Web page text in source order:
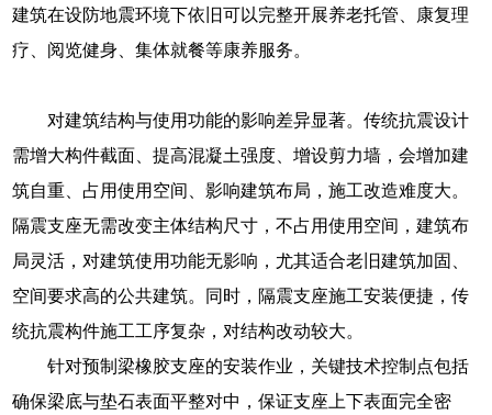
建筑在设防地震环境下依旧可以完整开展养老托管、康复理
疗、阅览健身、集体就餐等康养服务。
对建筑结构与使用功能的影响差异显著。传统抗震设计
需增大构件截面、提高混凝土强度、增设剪力墙，会增加建
筑自重、占用使用空间、影响建筑布局，施工改造难度大。
隔震支座无需改变主体结构尺寸，不占用使用空间，建筑布
局灵活，对建筑使用功能无影响，尤其适合老旧建筑加固、
空间要求高的公共建筑。同时，隔震支座施工安装便捷，传
统抗震构件施工工序复杂，对结构改动较大。
针对预制梁橡胶支座的安装作业，关键技术控制点包括
确保梁底与垫石表面平整对中，保证支座上下表面完全密